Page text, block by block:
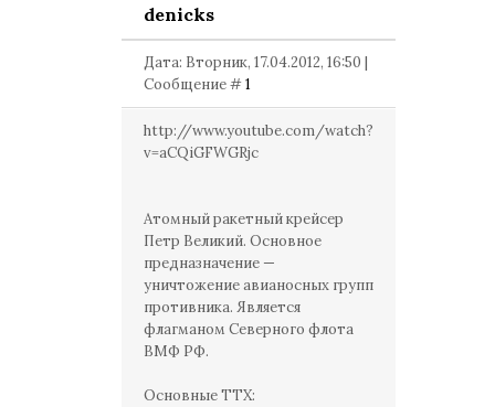
denicks
Дата: Вторник, 17.04.2012, 16:50 |
Сообщение #1
http://www.youtube.com/watch?
v=aCQiGFWGRjc
Атомный ракетный крейсер
Петр Великий. Основное
предназначение —
уничтожение авианосных групп
противника. Является
флагманом Северного флота
ВМФ РФ.
Основные ТТХ: